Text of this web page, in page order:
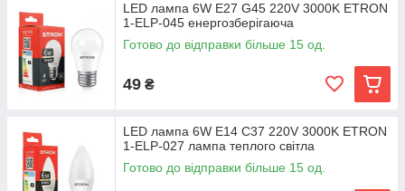
LED лампа 6W E27 G45 220V 3000K ETRON
1-ELP-045 енергозберігаюча
Готово до відправки більше 15 од.
49 ₴
LED лампа 6W E14 C37 220V 3000K ETRON
1-ELP-027 лампа теплого світла
Готово до відправки більше 15 од.